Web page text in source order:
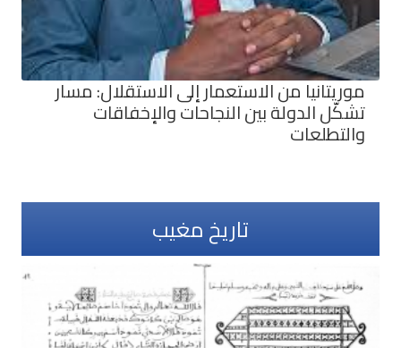
موريتانيا من الاستعمار إلى الاستقلال: مسار
تشكّل الدولة بين النجاحات والإخفاقات
والتطلعات
تاريخ مغيب